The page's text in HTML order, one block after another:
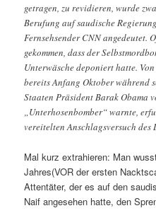
getragen, zu revidieren, wurde
Berufung auf saudische
Fernsehsender CNN angedeutet.
gekommen, dass der
Unterwäsche deponiert hatte.
bereits Anfang Oktober während
Staaten Präsident Barak Obama
„Unterhosenbomber“ warnte,
vereitelten Anschlagsversuch
Mal kurz extrahieren: Man
Jahres(VOR der ersten
Attentäter, der es auf den
Naif angesehen hatte, den